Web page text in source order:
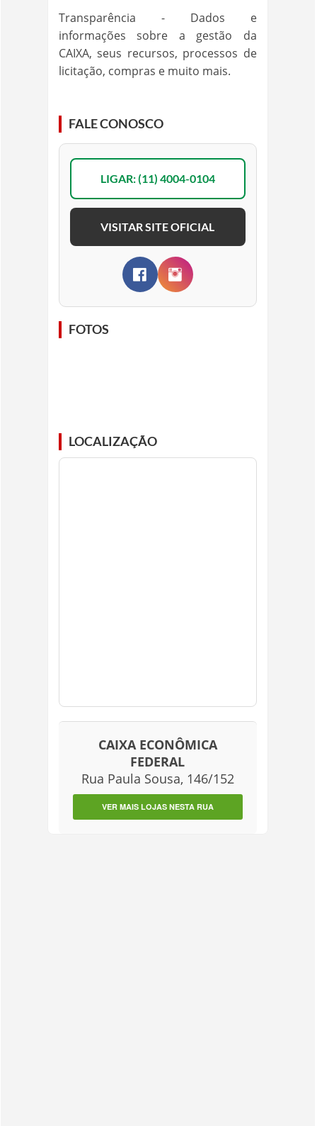
Transparência - Dados e
informações sobre a gestão da
CAIXA, seus recursos, processos de
licitação, compras e muito mais.
FALE CONOSCO
LIGAR: (11) 4004-0104
VISITAR SITE OFICIAL
FOTOS
LOCALIZAÇÃO
CAIXA ECONÔMICA
FEDERAL
Rua Paula Sousa, 146/152
VER MAIS LOJAS NESTA RUA